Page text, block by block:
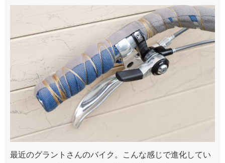
最近のグラントさんのバイク。こんな感じで進化してい